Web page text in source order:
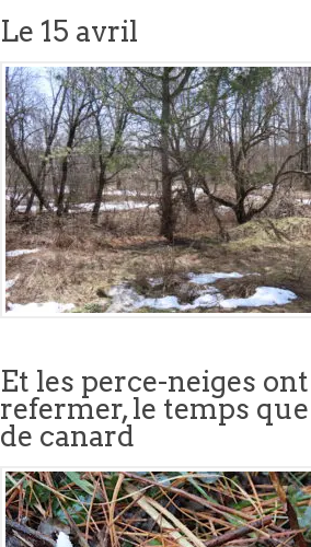
Le 15 avril
Et les perce-neiges
refermer, le temps
de canard